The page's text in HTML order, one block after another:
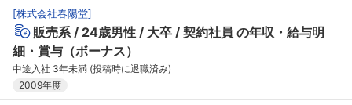
[株式会社春陽堂]
販売系 24歳男性 大卒 契約社員 の年収・給与明
細・賞与（ボーナス）
中途入社 3年未満 (投稿時に退職済み)
2009年度